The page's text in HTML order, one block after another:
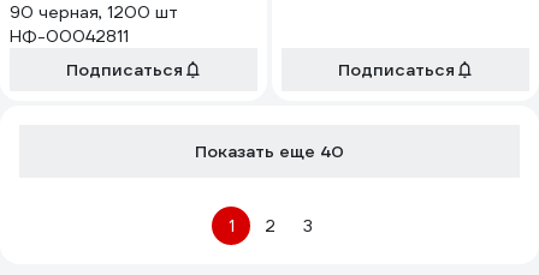
90 черная, 1200 шт
НФ-00042811
Подписаться
Подписаться
Показать еще 40
1 2 3